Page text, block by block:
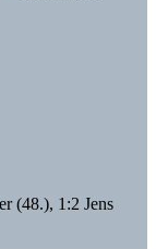
(48.), 1:2 Jens